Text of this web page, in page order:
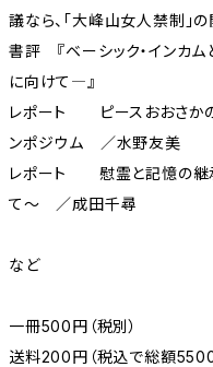
議なら、「大峰山女人禁制」
書評 『ベーシック・インカ
に向けて―』
レポート ピースおおさかの
ンポジウム ／水野友美
レポート 慰霊と記憶の継
て～ ／成田千尋
など
一冊500円（税別）
送料200円（税込で総額